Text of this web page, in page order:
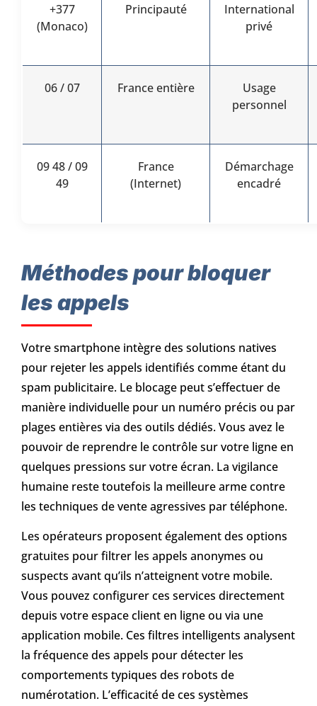
+377
(Monaco)
Principauté
International
privé
06 / 07 France entière
Usage
personnel
09 48 / 09
49
France
(Internet)
Démarchage
encadré
Méthodes pour bloquer
les appels
Votre smartphone intègre des solutions natives
pour rejeter les appels identifiés comme étant du
spam publicitaire. Le blocage peut s’effectuer de
manière individuelle pour un numéro précis ou par
plages entières via des outils dédiés. Vous avez le
pouvoir de reprendre le contrôle sur votre ligne en
quelques pressions sur votre écran. La vigilance
humaine reste toutefois la meilleure arme contre
les techniques de vente agressives par téléphone.
Les opérateurs proposent également des options
gratuites pour filtrer les appels anonymes ou
suspects avant qu’ils n’atteignent votre mobile.
Vous pouvez configurer ces services directement
depuis votre espace client en ligne ou via une
application mobile. Ces filtres intelligents analysent
la fréquence des appels pour détecter les
comportements typiques des robots de
numérotation. L’efficacité de ces systèmes